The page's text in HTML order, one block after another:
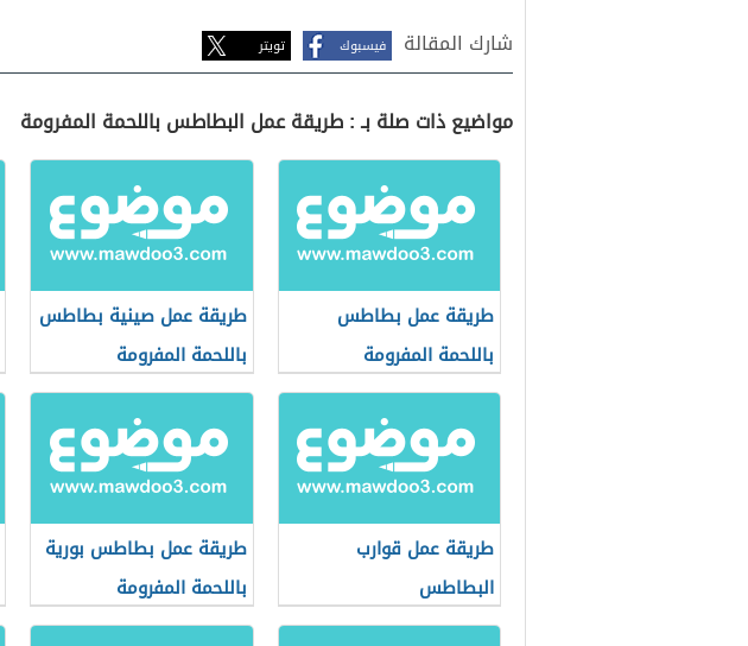
شارك المقالة فيسبوك تويتر
مواضيع ذات صلة بـ : طريقة عمل البطاطس باللحمة المفرومة
طريقة عمل بطاطس
باللحمة المفرومة
طريقة عمل صينية بطاطس
باللحمة المفرومة
طريقة عمل قوارب
البطاطس
طريقة عمل بطاطس بورية
باللحمة المفرومة